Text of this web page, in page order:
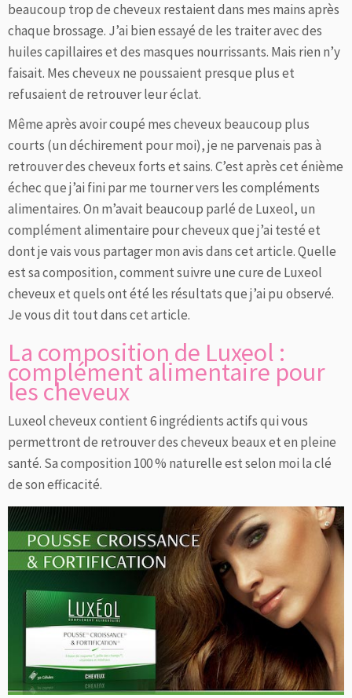
beaucoup trop de cheveux restaient dans mes mains après
chaque brossage. J’ai bien essayé de les traiter avec des
huiles capillaires et des masques nourrissants. Mais rien n’y
faisait. Mes cheveux ne poussaient presque plus et
refusaient de retrouver leur éclat.
Même après avoir coupé mes cheveux beaucoup plus
courts (un déchirement pour moi), je ne parvenais pas à
retrouver des cheveux forts et sains. C’est après cet énième
échec que j’ai fini par me tourner vers les compléments
alimentaires. On m’avait beaucoup parlé de Luxeol, un
complément alimentaire pour cheveux que j’ai testé et
dont je vais vous partager mon avis dans cet article. Quelle
est sa composition, comment suivre une cure de Luxeol
cheveux et quels ont été les résultats que j’ai pu observé.
Je vous dit tout dans cet article.
La composition de Luxeol :
complément alimentaire pour
les cheveux
Luxeol cheveux contient 6 ingrédients actifs qui vous
permettront de retrouver des cheveux beaux et en pleine
santé. Sa composition 100 % naturelle est selon moi la clé
de son efficacité.